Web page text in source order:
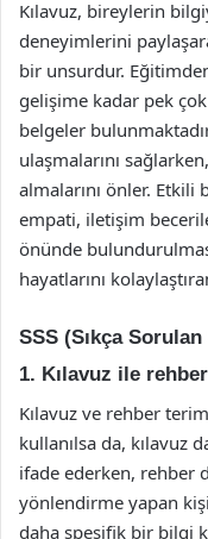
Kılavuz, bireylerin
deneyimlerini
bir unsurdur.
gelişime kadar pek
belgeler
ulaşmalarını
almalarını önler.
empati, iletişim
önünde
hayatlarını
SSS (Sıkça
1. Kılavuz ile
Kılavuz ve rehber
kullanılsa da, kılavuz
ifade ederken, rehber
yönlendirme yapan
daha spesifik bir bilgi